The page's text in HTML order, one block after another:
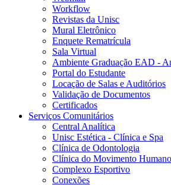
Workflow
Revistas da Unisc
Mural Eletrônico
Enquete Rematrícula
Sala Virtual
Ambiente Graduação EAD -
Portal do Estudante
Locação de Salas e Auditórios
Validação de Documentos
Certificados
Serviços Comunitários
Central Analítica
Unisc Estética - Clínica e Spa
Clínica de Odontologia
Clínica do Movimento Humano
Complexo Esportivo
Conexões